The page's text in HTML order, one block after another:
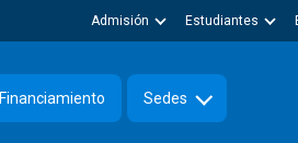
Estudiantes
Admisión
Financiamiento Sedes